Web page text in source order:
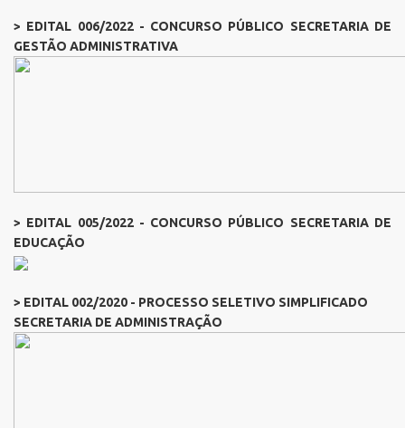
> EDITAL 006/2022 - CONCURSO PÚBLICO SECRETARIA DE
GESTÃO ADMINISTRATIVA
> EDITAL 005/2022 - CONCURSO PÚBLICO SECRETARIA DE
EDUCAÇÃO
> EDITAL 002/2020 - PROCESSO SELETIVO SIMPLIFICADO
SECRETARIA DE ADMINISTRAÇÃO